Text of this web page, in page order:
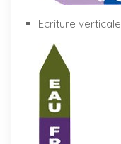
Ecriture verticale